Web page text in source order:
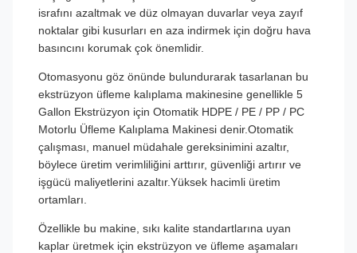
israfını azaltmak ve düz olmayan duvarlar veya zayıf
noktalar gibi kusurları en aza indirmek için doğru hava
basıncını korumak çok önemlidir.
Otomasyonu göz önünde bulundurarak tasarlanan bu
ekstrüzyon üfleme kalıplama makinesine genellikle 5
Gallon Ekstrüzyon için Otomatik HDPE / PE / PP / PC
Motorlu Üfleme Kalıplama Makinesi denir.Otomatik
çalışması, manuel müdahale gereksinimini azaltır,
böylece üretim verimliliğini arttırır, güvenliği artırır ve
işgücü maliyetlerini azaltır.Yüksek hacimli üretim
ortamları.
Özellikle bu makine, sıkı kalite standartlarına uyan
kaplar üretmek için ekstrüzyon ve üfleme aşamaları